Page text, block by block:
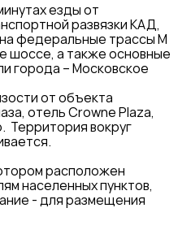
езды от
развязки КАД,
федеральные трассы М
шоссе, а также основные
города – Московское
от объекта
отель Crowne Plaza,
Территория вокруг
расположен
населенных пунктов,
- для размещения